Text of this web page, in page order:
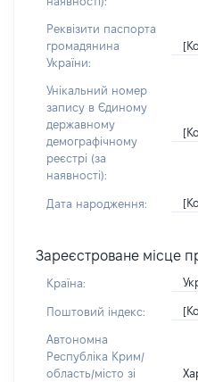
Реквізити паспорта
громадянина
України:
Унікальний номер
запису в Єдиному
державному
демографічному
реєстрі (за
наявності):
Дата народження:
Зареєстроване місце
Країна:
Поштовий індекс:
Автономна
Республіка Крим/
область/місто зі